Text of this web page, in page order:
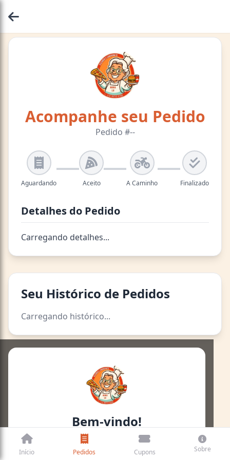
Acompanhe seu Pedido
Pedido #--
Aguardando Aceito A Caminho Finalizado
Detalhes do Pedido
Carregando detalhes...
Seu Histórico de Pedidos
Carregando histórico...
Bem-vindo!
Para ver seus pedidos, por favor, insira
seu número de telefone.
Início Pedidos Cupons Sobre